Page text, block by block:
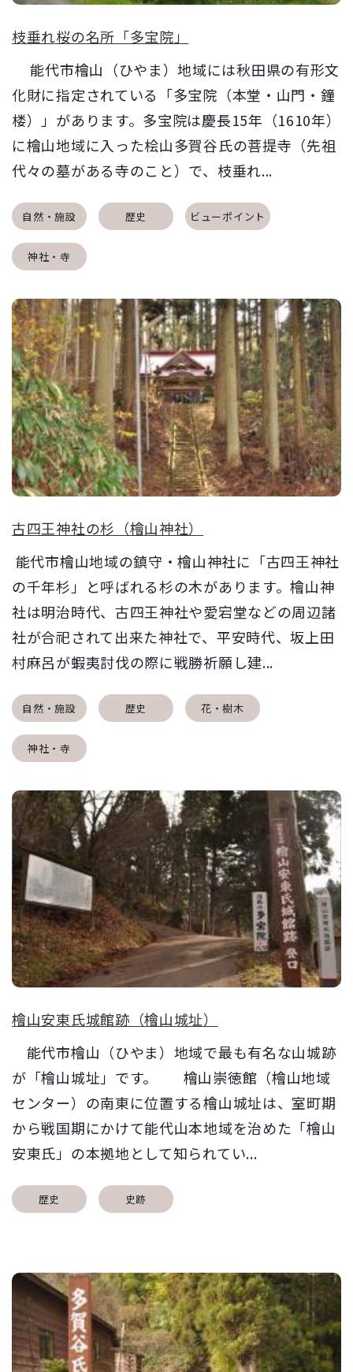
枝垂れ桜の名所「多宝院」
能代市檜山（ひやま）地域には秋田県の有形文
化財に指定されている「多宝院（本堂・山門・鐘
楼）」があります。多宝院は慶長15年（1610年）
に檜山地域に入った桧山多賀谷氏の菩提寺（先祖
代々の墓がある寺のこと）で、枝垂れ...
自然・施設 歴史 ビューポイント
神社・寺
古四王神社の杉（檜山神社）
能代市檜山地域の鎮守・檜山神社に「古四王神社
の千年杉」と呼ばれる杉の木があります。檜山神
社は明治時代、古四王神社や愛宕堂などの周辺諸
社が合祀されて出来た神社で、平安時代、坂上田
村麻呂が蝦夷討伐の際に戦勝祈願し建...
自然・施設 歴史 花・樹木
神社・寺
檜山安東氏城館跡（檜山城址）
能代市檜山（ひやま）地域で最も有名な山城跡
が「檜山城址」です。 檜山崇徳館（檜山地域
センター）の南東に位置する檜山城址は、室町期
から戦国期にかけて能代山本地域を治めた「檜山
安東氏」の本拠地として知られてい...
歴史 史跡